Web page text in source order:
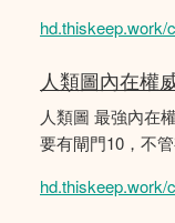
hd.thiskeep.work/
人類圖內在權
人類圖 最強內在
要有閘門10，不
hd.thiskeep.work/